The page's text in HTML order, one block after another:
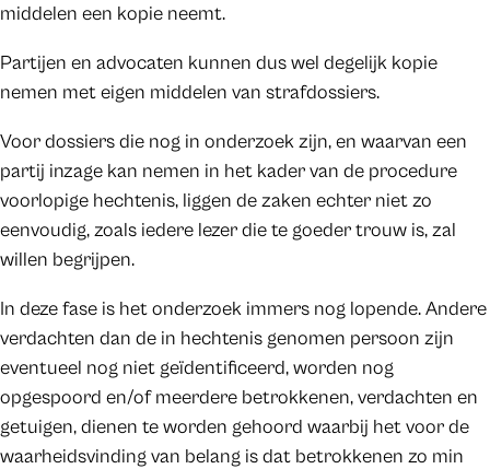
middelen een kopie neemt.
Partijen en advocaten kunnen dus wel degelijk kopie
nemen met eigen middelen van strafdossiers.
Voor dossiers die nog in onderzoek zijn, en waarvan een
partij inzage kan nemen in het kader van de procedure
voorlopige hechtenis, liggen de zaken echter niet zo
eenvoudig, zoals iedere lezer die te goeder trouw is, zal
willen begrijpen.
In deze fase is het onderzoek immers nog lopende. Andere
verdachten dan de in hechtenis genomen persoon zijn
eventueel nog niet geïdentificeerd, worden nog
opgespoord en/of meerdere betrokkenen, verdachten en
getuigen, dienen te worden gehoord waarbij het voor de
waarheidsvinding van belang is dat betrokkenen zo min